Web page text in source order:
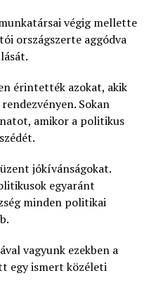
végig mellette
országszerte aggódva
érintették azokat, akik
Sokan
amikor a politikus
jókívánságokat.
egyaránt
minden politikai
vagyunk ezekben a
egy ismert közéleti